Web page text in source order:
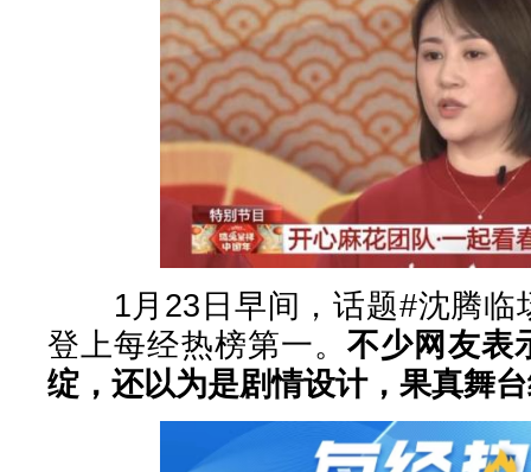
1月23日早间，话题#沈腾临
登上每经热榜第一。不少网友表
绽，还以为是剧情设计，果真舞